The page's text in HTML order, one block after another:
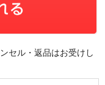
セル・返品はお受けし